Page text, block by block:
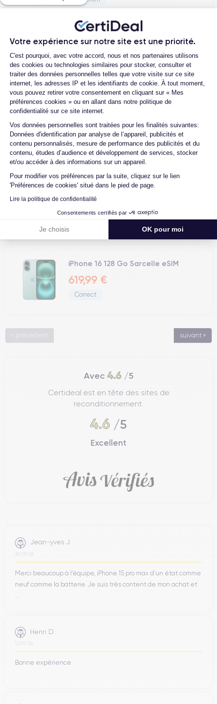
Votre expérience sur notre site est une priorité.
Plateforme de Gestion du
C'est pourquoi, avec votre accord, nous et nos partenaires utilisons
des cookies ou technologies similaires pour stocker, consulter et
traiter des données personnelles telles que votre visite sur ce site
internet, les adresses IP et les identifiants de cookie. À tout moment,
vous pouvez retirer votre consentement en cliquant sur « Mes
préférences cookies » ou en allant dans notre politique de
confidentialité sur ce site internet.
Vos données personnelles sont traitées pour les finalités suivantes:
Données d'identification par analyse de l’appareil, publicités et
contenu personnalisés, mesure de performance des publicités et du
contenu, études d’audience et développement de services, stocker
et/ou accéder à des informations sur un appareil.
Pour modifier vos préférences par la suite, cliquez sur le lien
'Préférences de cookies' situé dans le pied de page.
Lire la politique de confidentialité
Consentements certifiés par
Je choisis OK pour moi
Axeptio consent
iPhone 16 128 Go Couleur surprise
604,99 €619,99 €
Correct
iPhone 16 128 Go Outremer eSIM
619,99 €
Correct
iPhone 16 128 Go Rose eSIM
iPhone 16 128 Go Sarcelle eSIM
619,99 €
Correct
« précédent suivant »
Avec 4.6/5
Certideal est en tête des sites de
reconditionnement.
4.6 /5
Excellent
Jean-yves J.
26/07/26
Merci beaucoup à l’équipe, iPhone 15 pro max d’un état comme
neuf comme la batterie. Je suis très content de mon achat et
Henri D.
12/07/26
Bonne expérience